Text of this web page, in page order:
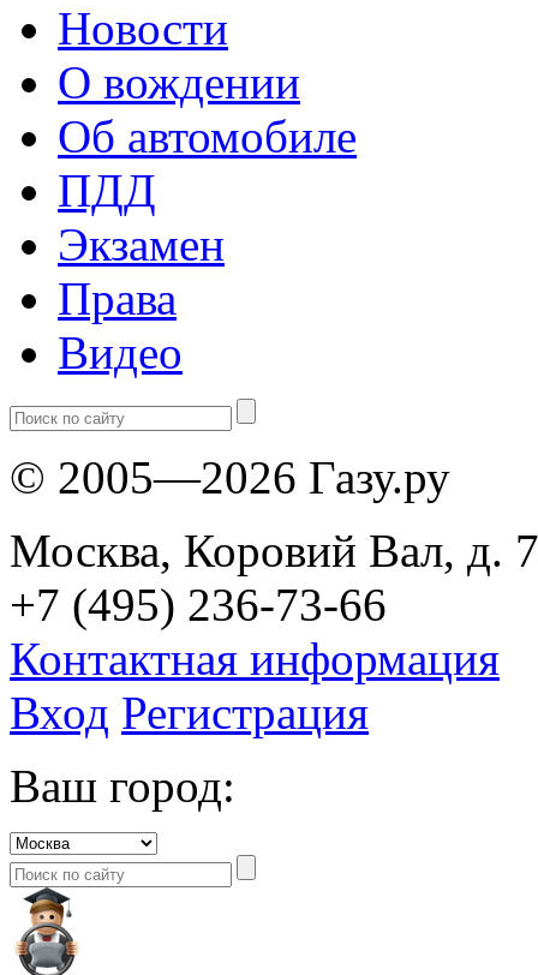
Новости
О вождении
Об автомобиле
ПДД
Экзамен
Права
Видео
© 2005—2026 Газу.ру
Москва, Коровий Вал, д.
+7 (495) 236-73-66
Контактная информация
Вход Регистрация
Ваш город: